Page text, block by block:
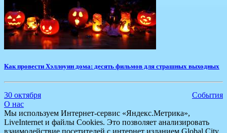
Как провести Хэллоуин дома: десять фильмов для страшных выходных
30 октября
События
О нас
Мы используем Интернет-сервис «Яндекс.Метрика»,
LiveInternet и файлы Cookies. Это позволяет анализировать